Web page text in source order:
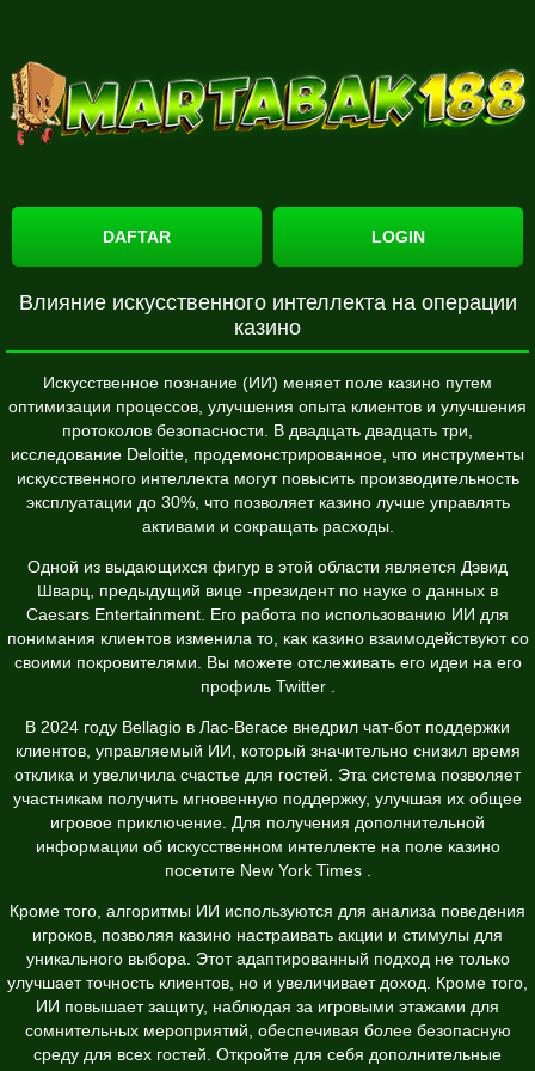
DAFTAR LOGIN
Влияние искусственного интеллекта на операции
казино
Искусственное познание (ИИ) меняет поле казино путем
оптимизации процессов, улучшения опыта клиентов и улучшения
протоколов безопасности. В двадцать двадцать три,
исследование Deloitte, продемонстрированное, что инструменты
искусственного интеллекта могут повысить производительность
эксплуатации до 30%, что позволяет казино лучше управлять
активами и сокращать расходы.
Одной из выдающихся фигур в этой области является Дэвид
Шварц, предыдущий вице -президент по науке о данных в
Caesars Entertainment. Его работа по использованию ИИ для
понимания клиентов изменила то, как казино взаимодействуют со
своими покровителями. Вы можете отслеживать его идеи на его
профиль Twitter
В 2024 году Bellagio в Лас-Вегасе внедрил чат-бот поддержки
клиентов, управляемый ИИ, который значительно снизил время
отклика и увеличила счастье для гостей. Эта система позволяет
участникам получить мгновенную поддержку, улучшая их общее
игровое приключение. Для получения дополнительной
информации об искусственном интеллекте на поле казино
посетите New York Times
Кроме того, алгоритмы ИИ используются для анализа поведения
игроков, позволяя казино настраивать акции и стимулы для
уникального выбора. Этот адаптированный подход не только
улучшает точность клиентов, но и увеличивает доход. Кроме того,
ИИ повышает защиту, наблюдая за игровыми этажами для
сомнительных мероприятий, обеспечивая более безопасную
среду для всех гостей. Откройте для себя дополнительные